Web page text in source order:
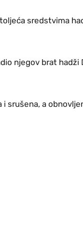
sredstvima
njegov brat hadži
srušena, a